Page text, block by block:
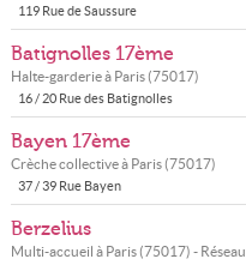
119 Rue de Saussure
Batignolles 17ème
Halte-garderie à Paris(75017)
16 / 20 Rue des Batignolles
Bayen 17ème
Crèche collective à Paris(75017)
37 / 39 Rue Bayen
Berzelius
Multi-accueil à Paris(75017) - Réseau